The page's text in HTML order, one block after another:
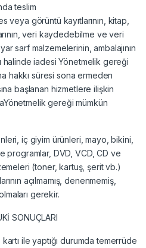
teslim
veya görüntü kayıtlarının, kitap,
veri kaydedebilme ve veri
sarf malzemelerinin, ambalajının
halinde iadesi Yönetmelik gereği
hakkı süresi sona ermeden
başlanan hizmetlere ilişkin
gereği mümkün
iç giyim ürünleri, mayo, bikini,
programlar, DVD, VCD, CD ve
(toner, kartuş, şerit vb.)
açılmamış, denenmemiş,
gerekir.
SONUÇLARI
ile yaptığı durumda temerrüde